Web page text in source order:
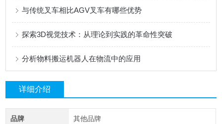
与传统叉车相比AGV叉车有哪些优势
探索3D视觉技术：从理论到实践的革命性突破
分析物料搬运机器人在物流中的应用
详细介绍
品牌 其他品牌